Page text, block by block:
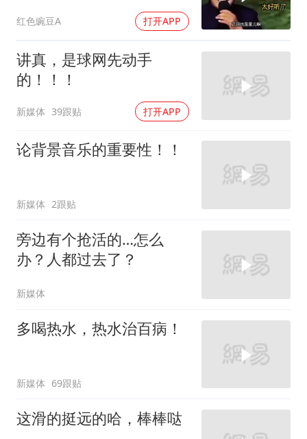
红色豌豆A 打开APP
讲真，是球网先动手
的！！！
新媒体 39跟贴 打开APP
论背景音乐的重要性！！
新媒体 2跟贴
旁边有个抢活的…怎么
办？人都过去了？
新媒体
多喝热水，热水治百病！
新媒体 69跟贴
这滑的挺远的哈，棒棒哒